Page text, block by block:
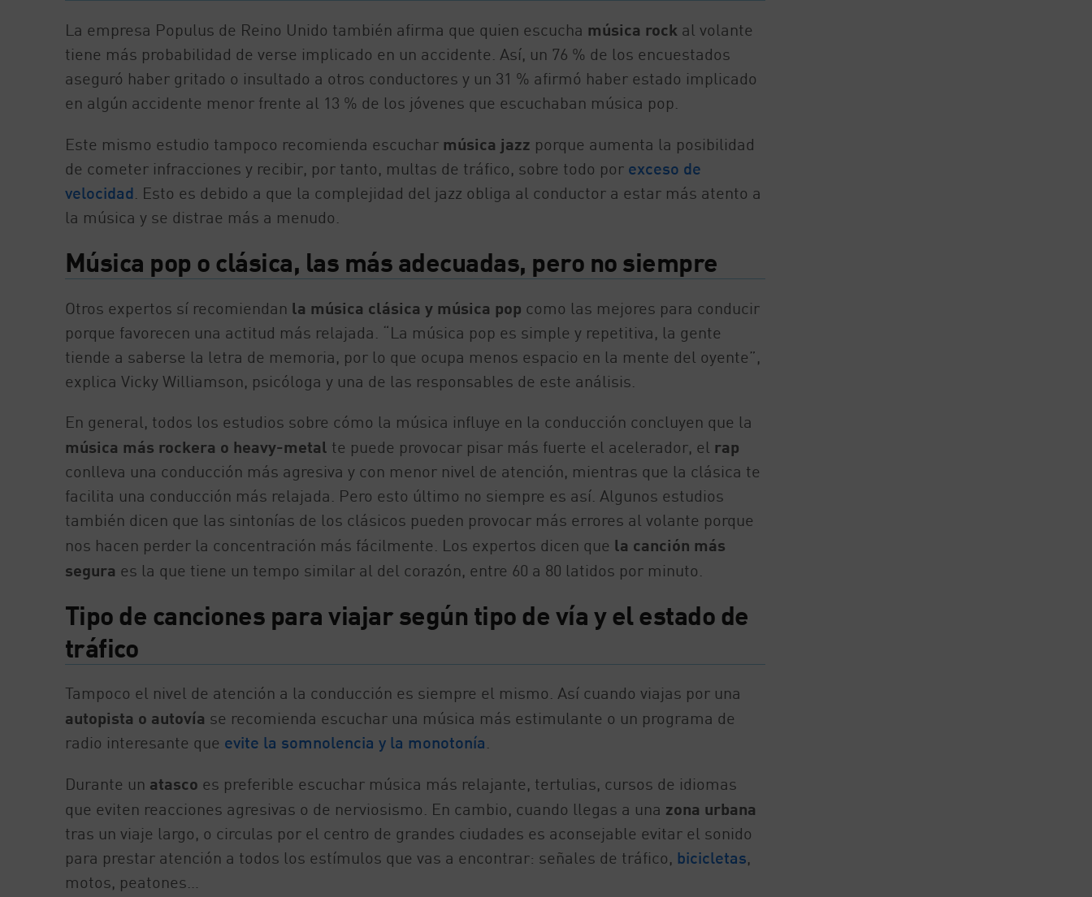
La empresa Populus de Reino Unido también afirma que quien escucha música rockal volante
tiene más probabilidad de verse implicado en un accidente. Así, un 76 % de los encuestados
aseguró haber gritado o insultado a otros conductores y un 31 % afirmó haber estado implicado
en algún accidente menor frente al 13 % de los jóvenes que escuchaban música pop.
Este mismo estudio tampoco recomienda escuchar música jazz porque aumenta la posibilidad
de cometer infracciones y recibir, por tanto, multas de tráfico, sobre todo por exceso de
velocidad. Esto es debido a que la complejidad del jazz obliga al conductor a estar más atento a
la música y se distrae más a menudo.
Música pop o clásica, las más adecuadas, pero no siempre
Otros expertos sí recomiendan la música clásica y música pop como las mejores para conducir
porque favorecen una actitud más relajada. “La música pop es simple y repetitiva, la gente
tiende a saberse la letra de memoria, por lo que ocupa menos espacio en la mente del oyente”,
explica Vicky Williamson, psicóloga y una de las responsables de este análisis.
En general, todos los estudios sobre cómo la música influye en la conducción concluyen que la
música más rockera o heavy-metal te puede provocar pisar más fuerte el acelerador, el rap
conlleva una conducción más agresiva y con menor nivel de atención, mientras que la clásica te
facilita una conducción más relajada. Pero esto último no siempre es así. Algunos estudios
también dicen que las sintonías de los clásicos pueden provocar más errores al volante porque
nos hacen perder la concentración más fácilmente. Los expertos dicen que la canción más
segura es la que tiene un tempo similar al del corazón, entre 60 a 80 latidos por minuto.
Tipo de canciones para viajar según tipo de vía y el estado de
tráfico
Tampoco el nivel de atención a la conducción es siempre el mismo. Así cuando viajas por una
autopista o autovía se recomienda escuchar una música más estimulante o un programa de
radio interesante que evite la somnolencia y la monotonía.
Durante un atasco es preferible escuchar música más relajante, tertulias, cursos de idiomas
que eviten reacciones agresivas o de nerviosismo. En cambio, cuando llegas a una zona urbana
tras un viaje largo, o circulas por el centro de grandes ciudades es aconsejable evitar el sonido
para prestar atención a todos los estímulos que vas a encontrar: señales de tráfico, bicicletas,
motos, peatones…